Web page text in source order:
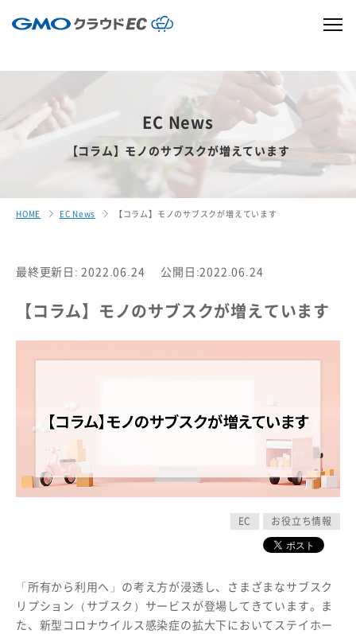
EC News
【コラム】モノのサブスクが増えています
HOME EC News 【コラム】モノのサブスクが増えています
最終更新日: 2022.06.24 公開日:2022.06.24
【コラム】モノのサブスクが増えています
EC お役立ち情報
「所有から利用へ」の考え方が浸透し、さまざまなサブスク
リプション（サブスク）サービスが登場してきています。ま
た、新型コロナウイルス感染症の拡大下においてステイホー